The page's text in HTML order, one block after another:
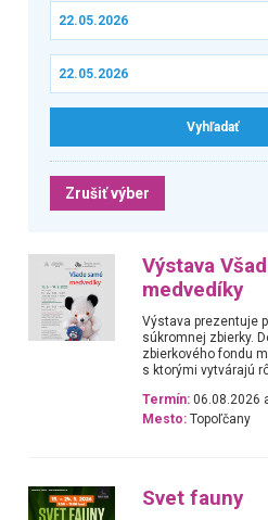
Zrušiť výber
Výstava
medvedíky
Výstava prezentuje
súkromnej zbierky.
zbierkového fondu
s ktorými vytvárajú
Termín: 06.08.2026
Mesto: Topoľčany
Svet fauny